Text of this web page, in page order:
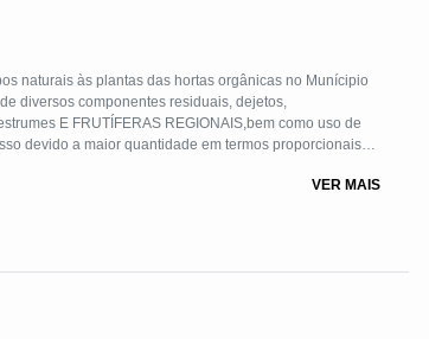
naturais às plantas das hortas orgânicas no Munícipio
diversos componentes residuais, dejetos,
E FRUTÍFERAS REGIONAIS,bem como uso de
devido a maior quantidade em termos proporcionais
a redução de 120 dias para 60 a decomposiçãoVER MAIS